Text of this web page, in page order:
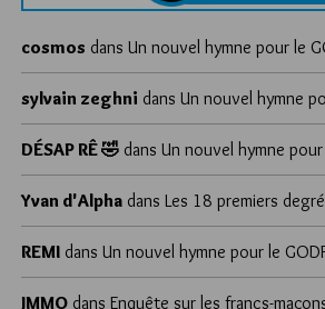
cosmos dans Un nouvel hymne pour le
sylvain zeghni dans Un nouvel hymne
DÉSAP RÊ 🤣 dans Un nouvel hymne
Yvan d'Alpha dans Les 18 premiers
REMI dans Un nouvel hymne pour le
JMMO dans Enquête sur les francs-